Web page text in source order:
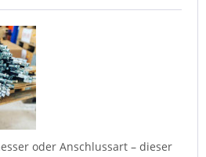
oder Anschlussart – dieser